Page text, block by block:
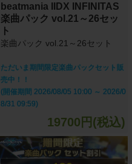
beatmania IIDX INFINITAS
楽曲パック vol.21～26セッ
ト
楽曲パック vol.21～26セット
ただいま期間限定楽曲パックセット販
売中！！
(開催期間 2026/08/05 10:00 ～ 2026/0
8/31 09:59)
19700円(税込)